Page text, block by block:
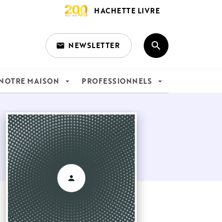
HACHETTE LIVRE
email NEWSLETTER search
MAISON arrow_drop_down PROFESSIONNELS arrow_drop_down